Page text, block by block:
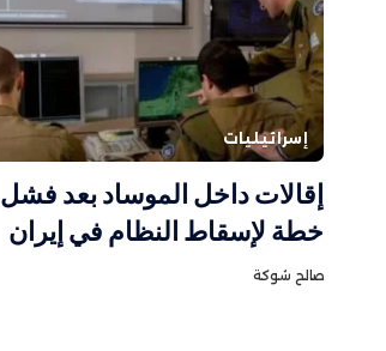
إسرائيليات
إقالات داخل الموساد بعد فشل
خطة لإسقاط النظام في إيران
صالح شوكة